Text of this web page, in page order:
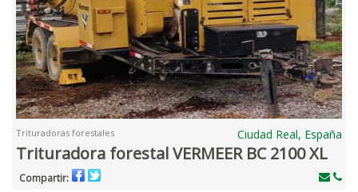
Trituradoras forestales Ciudad Real, España
Trituradora forestal VERMEER BC 2100 XL
Compartir: